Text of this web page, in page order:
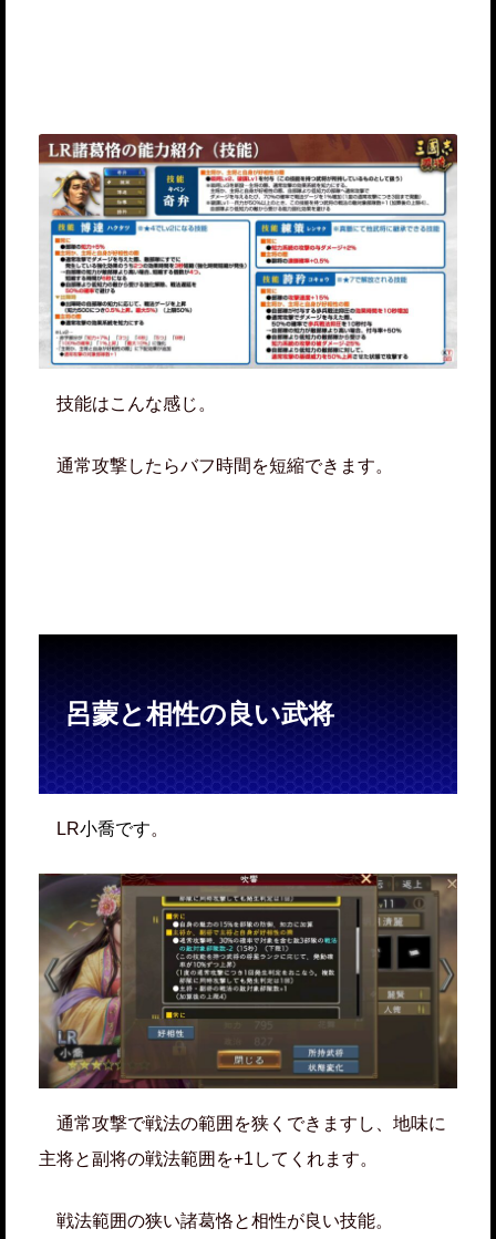
技能はこんな感じ。
通常攻撃したらバフ時間を短縮できます。
呂蒙と相性の良い武将
LR小喬です。
通常攻撃で戦法の範囲を狭くできますし、地味に
主将と副将の戦法範囲を+1してくれます。
戦法範囲の狭い諸葛恪と相性が良い技能。